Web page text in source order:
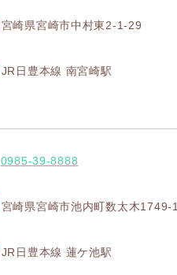
宮崎県宮崎市中村東2-1-29
JR日豊本線 南宮崎駅
0985-39-8888
宮崎県宮崎市池内町数太木1749-1
JR日豊本線 蓮ケ池駅